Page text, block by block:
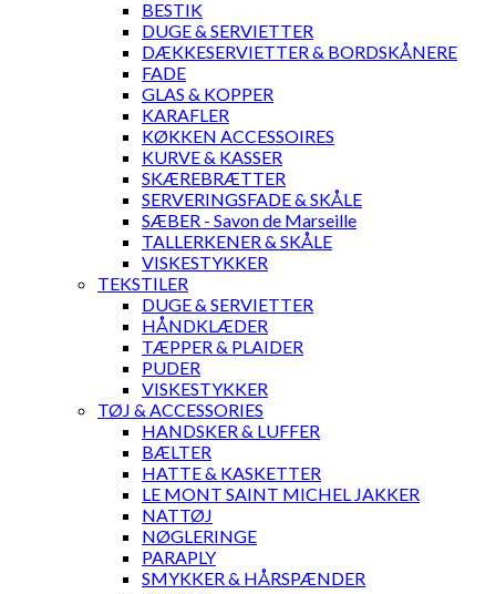
BESTIK
DUGE & SERVIETTER
DÆKKESERVIETTER & BORDSKÅNERE
FADE
GLAS & KOPPER
KARAFLER
KØKKEN ACCESSOIRES
KURVE & KASSER
SKÆREBRÆTTER
SERVERINGSFADE & SKÅLE
SÆBER - Savon de Marseille
TALLERKENER & SKÅLE
VISKESTYKKER
TEKSTILER
DUGE & SERVIETTER
HÅNDKLÆDER
TÆPPER & PLAIDER
PUDER
VISKESTYKKER
TØJ & ACCESSORIES
HANDSKER & LUFFER
BÆLTER
HATTE & KASKETTER
LE MONT SAINT MICHEL JAKKER
NATTØJ
NØGLERINGE
PARAPLY
SMYKKER & HÅRSPÆNDER